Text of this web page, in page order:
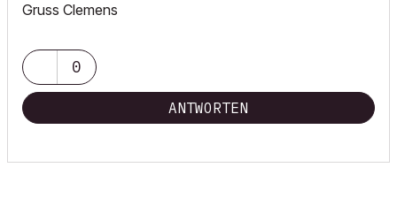
Gruss Clemens
0
ANTWORTEN